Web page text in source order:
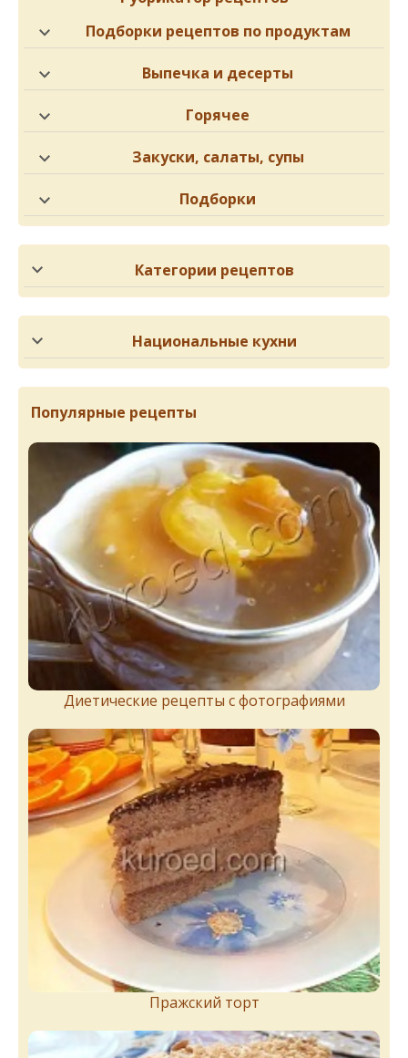
Подборки рецептов по продуктам
Выпечка и десерты
Горячее
Закуски, салаты, супы
Подборки
Категории рецептов
Национальные кухни
Популярные рецепты
Диетические рецепты с фотографиями
Пражский торт